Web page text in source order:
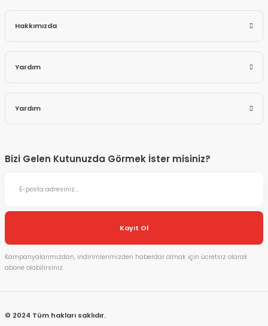
Hakkımızda
Yardım
Yardım
Bizi Gelen Kutunuzda Görmek İster misiniz?
Kayıt Ol
Kampanyalarımızdan, indirimlerimizden haberdar olmak için ücretsiz olarak
abone olabilirsiniz.
© 2024 Tüm hakları saklıdır.